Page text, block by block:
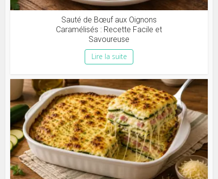
Sauté de Bœuf aux Oignons
Caramélisés : Recette Facile et
Savoureuse
Lire la suite